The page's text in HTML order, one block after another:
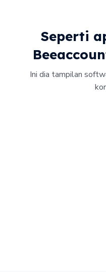
Seperti
Ini dia tampilan